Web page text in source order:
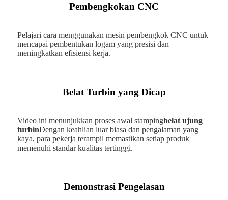
Pembengkokan CNC
Pelajari cara menggunakan mesin pembengkok CNC untuk
mencapai pembentukan logam yang presisi dan
meningkatkan efisiensi kerja.
Belat Turbin yang Dicap
Video ini menunjukkan proses awal stampingbelat ujung
turbinDengan keahlian luar biasa dan pengalaman yang
kaya, para pekerja terampil memastikan setiap produk
memenuhi standar kualitas tertinggi.
Demonstrasi Pengelasan